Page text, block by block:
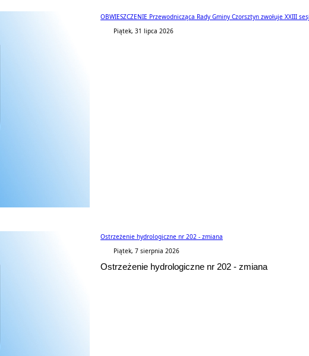
OBWIESZCZENIE Przewodnicząca Rady Gminy Czorsztyn zwołuje XXIII
Piątek, 31 lipca 2026
Ostrzeżenie hydrologiczne nr 202 - zmiana
Piątek, 7 sierpnia 2026
Ostrzeżenie hydrologiczne nr 202 - zmiana